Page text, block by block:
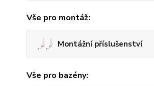
Vše pro montáž:
Montážní příslušenství
Vše pro bazény: